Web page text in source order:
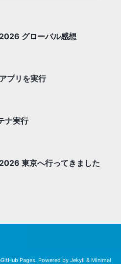
グローバル感想
プリを実行
ナ実行
東京へ行ってきました
Pages. Powered by Jekyll & Minimal